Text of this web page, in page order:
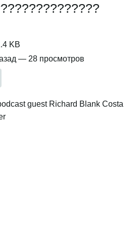
KB
— 28 просмотров
guest Richard Blank Costa